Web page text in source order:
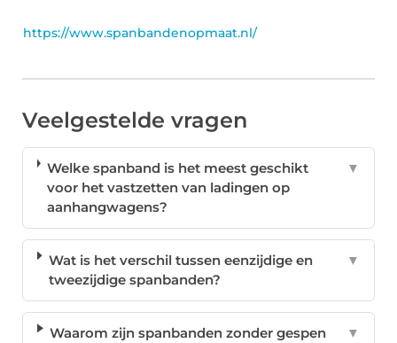
https://www.spanbandenopmaat.nl/
Veelgestelde vragen
Welke spanband is het meest geschikt
voor het vastzetten van ladingen op
aanhangwagens?
▼
Wat is het verschil tussen eenzijdige en
tweezijdige spanbanden?
▼
Waarom zijn spanbanden zonder gespen
▼